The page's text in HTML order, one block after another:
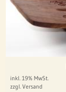
inkl. 19% MwSt.
zzgl. Versand